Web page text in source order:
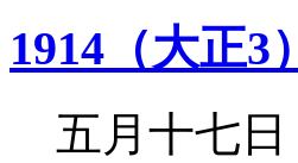
1914（大正3
五月十七